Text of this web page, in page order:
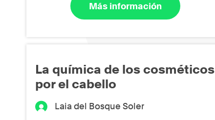
Más información
La química de los cosméticos
por el cabello
Laia del Bosque Soler